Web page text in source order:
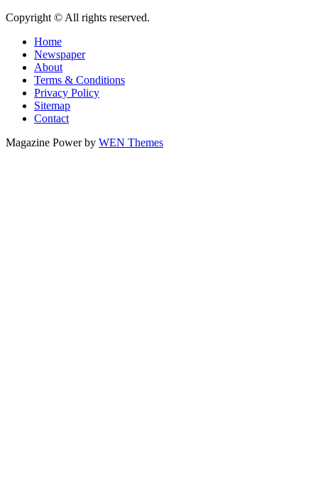
Copyright © All rights reserved.
Home
Newspaper
About
Terms & Conditions
Privacy Policy
Sitemap
Contact
Magazine Power by WEN Themes